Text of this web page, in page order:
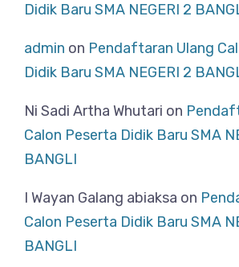
Didik Baru SMA NEGERI 2
admin on Pendaftaran Ulang
Didik Baru SMA NEGERI 2
Ni Sadi Artha Whutari on
Calon Peserta Didik Baru SMA
BANGLI
I Wayan Galang abiaksa on
Calon Peserta Didik Baru SMA
BANGLI